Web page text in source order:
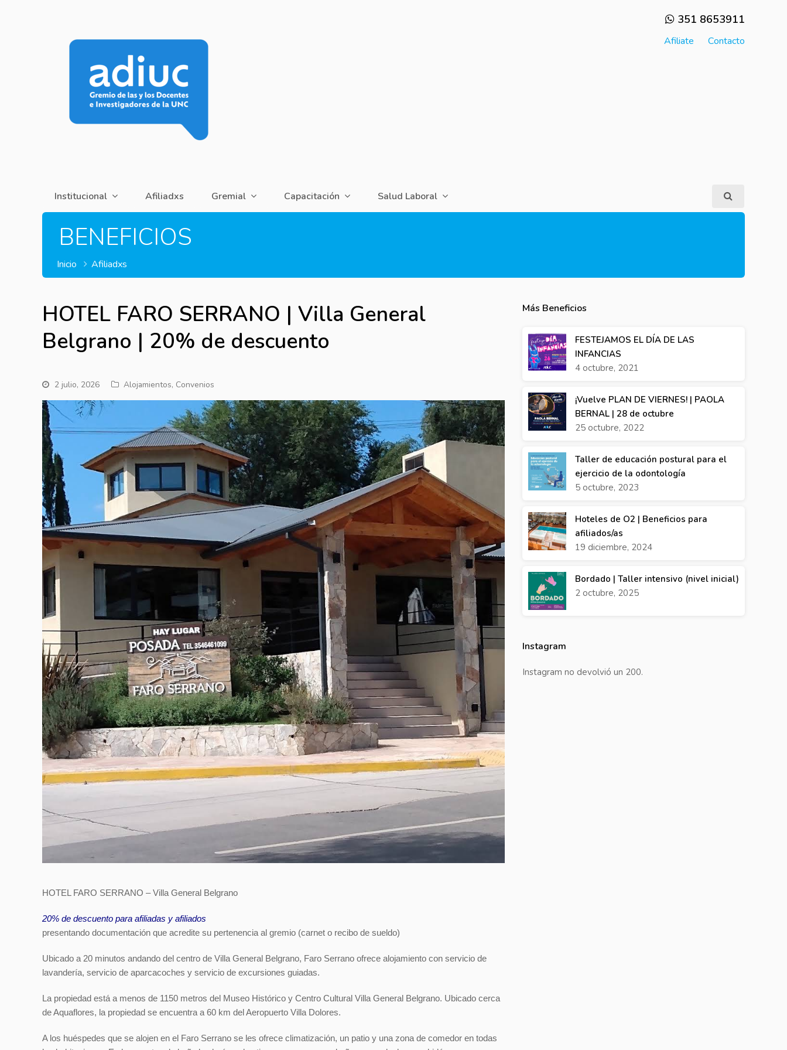
351 8653911
Afiliate Contacto
Institucional Afiliadxs Gremial Capacitación Salud Laboral
BENEFICIOS
Inicio Afiliadxs
HOTEL FARO SERRANO | Villa General
Belgrano | 20% de descuento
2 julio, 2026 Alojamientos, Convenios
HOTEL FARO SERRANO –Villa General Belgrano
20% de descuento para afiliadas y afiliados
presentando documentación que acredite su pertenencia al gremio (carnet o recibo de sueldo)
Ubicado a 20 minutos andando del centro de Villa General Belgrano, Faro Serrano ofrece alojamiento con servicio de
lavandería, servicio de aparcacoches y servicio de excursiones guiadas.
La propiedad está a menos de 1150 metros del Museo Histórico y Centro Cultural Villa General Belgrano. Ubicado cerca
de Aquaflores, la propiedad se encuentra a 60 km del Aeropuerto Villa Dolores.
A los huéspedes que se alojen en el Faro Serrano se les ofrece climatización, un patio y una zona de comedor en todas
Más Beneficios
FESTEJAMOS EL DÍA DE LAS
INFANCIAS
4 octubre, 2021
¡Vuelve PLAN DE VIERNES! | PAOLA
BERNAL | 28 de octubre
25 octubre, 2022
Taller de educación postural para el
ejercicio de la odontología
5 octubre, 2023
Hoteles de O2 | Beneficios para
afiliados/as
19 diciembre, 2024
Bordado | Taller intensivo (nivel inicial)
2 octubre, 2025
Instagram
Instagram no devolvió un 200.